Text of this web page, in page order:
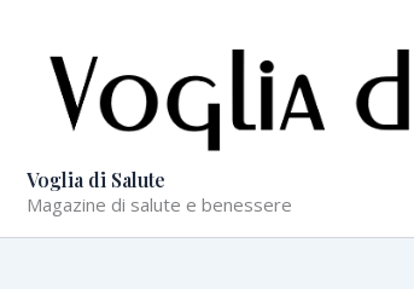
contenuto
Voglia di Salute
Magazine di salute e benessere